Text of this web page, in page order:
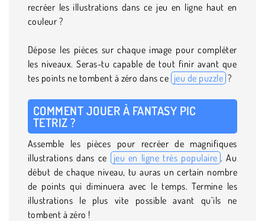
recréer les illustrations dans ce jeu en ligne haut en
couleur ?
Dépose les pièces sur chaque image pour compléter
les niveaux. Seras-tu capable de tout finir avant que
tes points ne tombent à zéro dans ce jeu de puzzle ?
COMMENT JOUER À FANTASY PIC
TETRIZ ?
Assemble les pièces pour recréer de magnifiques
illustrations dans ce
jeu en ligne très populaire . Au
début de chaque niveau, tu auras un certain nombre
de points qui diminuera avec le temps. Termine les
illustrations le plus vite possible avant qu’ils ne
tombent à zéro !